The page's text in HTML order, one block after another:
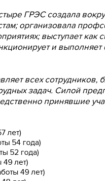
ГРЭС создала
организовала
выступает
и
всех сотрудников,
задач. Силой
принявшие
лет)
54 года)
52 года)
49 лет)
49 лет)